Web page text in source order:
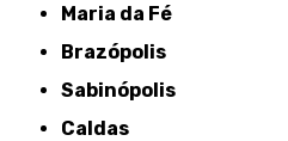
Maria da Fé
Brazópolis
Sabinópolis
Caldas